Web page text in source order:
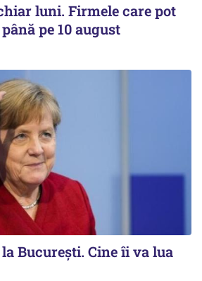
luni. Firmele care pot
pe 10 august
București. Cine îi va lua